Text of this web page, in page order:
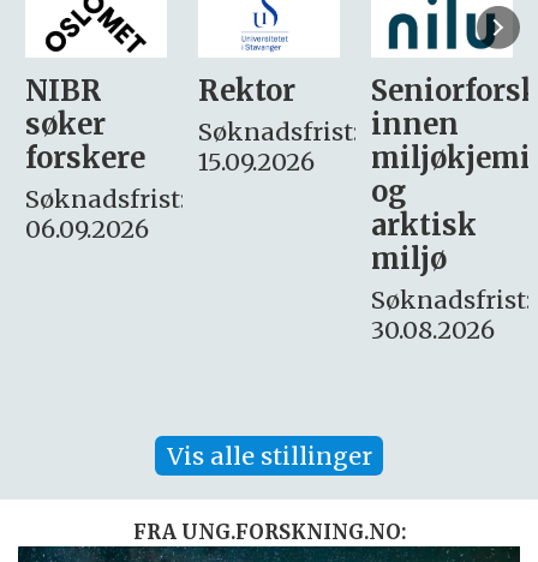
Rektor
Søknadsfrist:
15.09.2026
Seniorforsker
innen
miljøkjemi
søker
– fast
Søknadsfrist:
16. august.
Vis alle stillinger
FRA UNG.FORSKNING.NO: